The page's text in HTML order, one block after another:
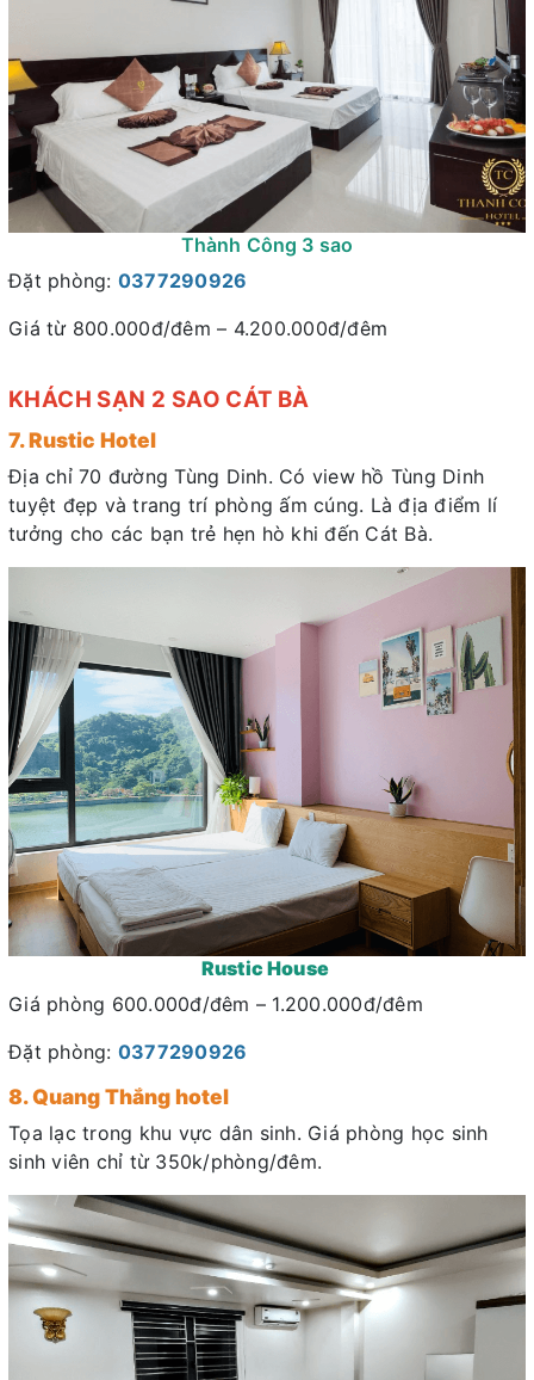
Thành Công 3 sao
Đặt phòng: 0377290926
Giá từ 800.000đ/đêm – 4.200.000đ/đêm
KHÁCH SẠN 2 SAO CÁT BÀ
7. Rustic Hotel
Địa chỉ 70 đường Tùng Dinh. Có view hồ Tùng Dinh
tuyệt đẹp và trang trí phòng ấm cúng. Là địa điểm lí
tưởng cho các bạn trẻ hẹn hò khi đến Cát Bà.
Rustic House
Giá phòng 600.000đ/đêm – 1.200.000đ/đêm
Đặt phòng: 0377290926
8. Quang Thắng hotel
Tọa lạc trong khu vực dân sinh. Giá phòng học sinh
sinh viên chỉ từ 350k/phòng/đêm.